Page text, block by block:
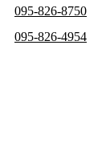
095-826-8750
095-826-4954